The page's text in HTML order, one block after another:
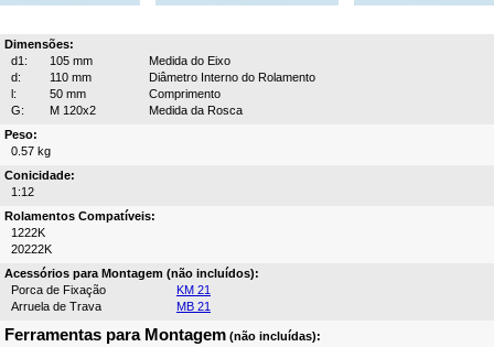
Dimensões:
d1:
105 mm
Medida do Eixo
d:
110 mm
Diâmetro Interno do Rolamento
l:
50 mm
Comprimento
G:
M 120x2
Medida da Rosca
Peso:
0.57 kg
Conicidade:
1:12
Rolamentos Compatíveis:
1222K
20222K
Acessórios para Montagem (não incluídos):
Porca de Fixação
KM 21
Arruela de Trava
MB 21
Ferramentas para Montagem (não incluídas):